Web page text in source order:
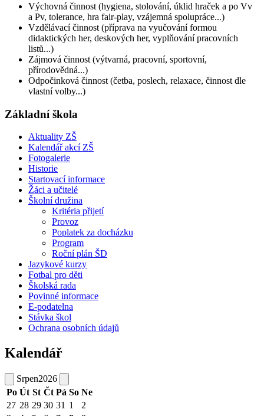
Výchovná činnost (hygiena, stolování, úklid hraček a po Vv
a Pv, tolerance, hra fair-play, vzájemná spolupráce...)
Vzdělávací činnost (příprava na vyučování formou
didaktických her, deskových her, vyplňování pracovních
listů...)
Zájmová činnost (výtvarná, pracovní, sportovní,
přírodovědná...)
Odpočinková činnost (četba, poslech, relaxace, činnost dle
vlastní volby...)
Základní škola
Aktuality ZŠ
Kalendář akcí ZŠ
Fotogalerie
Historie
Startovací informace
Žáci a učitelé
Školní družina
Kritéria přijetí
Provoz
Poplatek za docházku
Program
Roční plán ŠD
Jazykové kurzy
Fotbal pro děti
Školská rada
Povinné informace
E-podatelna
Stávka škol
Ochrana osobních údajů
Kalendář
Srpen2026
Po Út St Čt Pá So Ne
27 28 29 30 31 1
2